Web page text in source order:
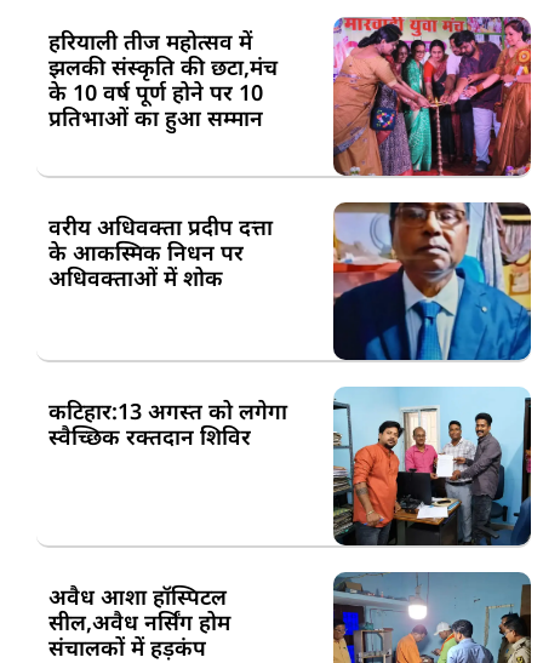
हरियाली तीज महोत्सव में
झलकी संस्कृति की छटा,मंच
के 10 वर्ष पूर्ण होने पर 10
प्रतिभाओं का हुआ सम्मान
वरीय अधिवक्ता प्रदीप दत्ता
के आकस्मिक निधन पर
अधिवक्ताओं में शोक
कटिहार:13 अगस्त को लगेगा
स्वैच्छिक रक्तदान शिविर
अवैध आशा हॉस्पिटल
सील,अवैध नर्सिंग होम
संचालकों में हड़कंप